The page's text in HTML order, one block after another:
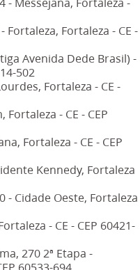
Fortaleza - CE -
Avenida Dede Brasil) -
502
Fortaleza - CE -
- CE - CEP
Fortaleza - CE - CEP
Kennedy, Fortaleza
- Cidade Oeste, Fortaleza
- CE - CEP 60421-
270 2ª Etapa -